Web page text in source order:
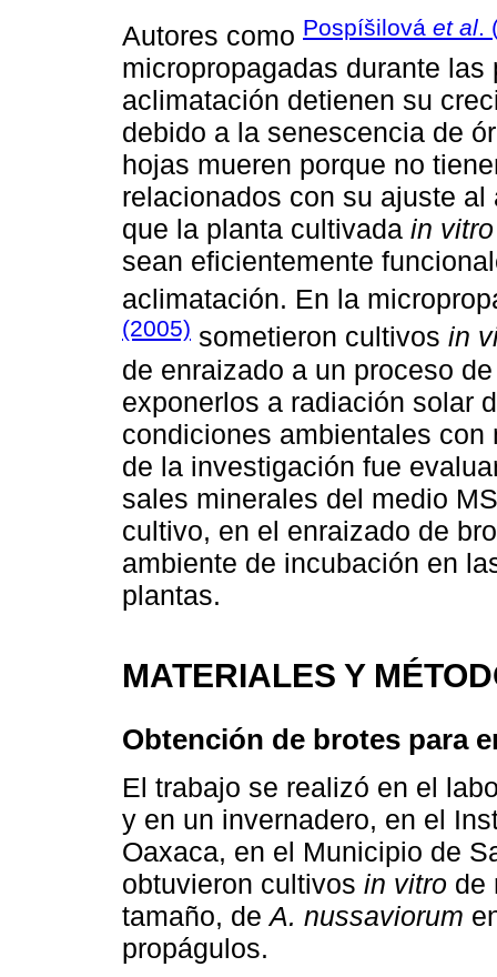
Autores como Pospíšilová et al.
micropropagadas durante
aclimatación detienen su
debido a la senescencia de
hojas mueren porque no
relacionados con su ajuste
que la planta cultivada in vitro
sean eficientemente
aclimatación. En la
(2005) sometieron cultivos in
de enraizado a un proceso
exponerlos a radiación solar
condiciones ambientales
de la investigación fue
sales minerales del medio
cultivo, en el enraizado de
ambiente de incubación en
plantas.
MATERIALES Y
Obtención de brotes para
El trabajo se realizó en el
y en un invernadero, en el
Oaxaca, en el Municipio de
obtuvieron cultivos in vitro de
tamaño, de A. nussaviorum
propágulos.